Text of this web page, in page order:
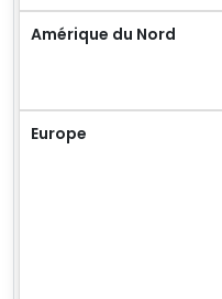
Amérique du Nord
Europe